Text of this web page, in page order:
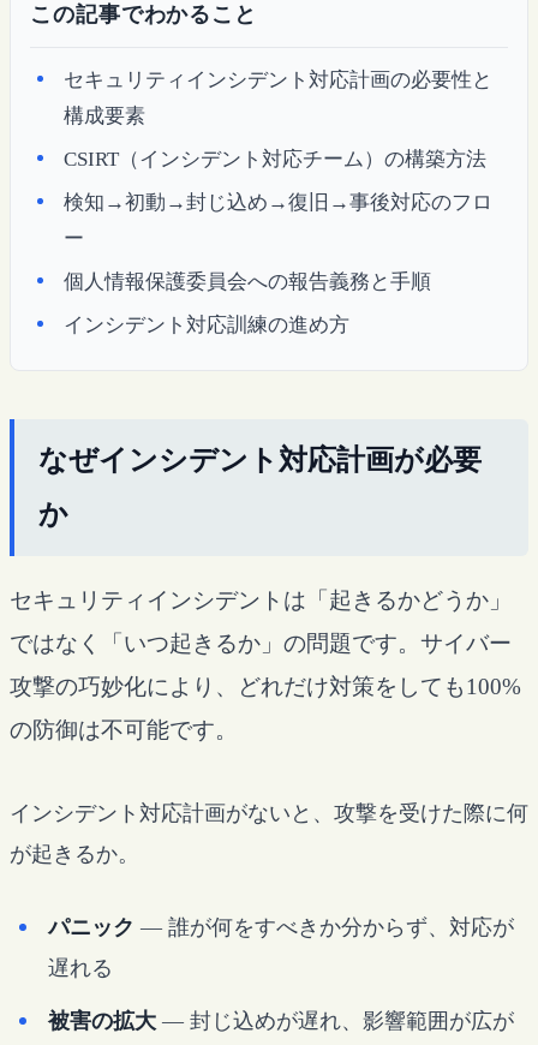
この記事でわかること
セキュリティインシデント対応計画の必要性と
構成要素
CSIRT（インシデント対応チーム）の構築方法
検知→初動→封じ込め→復旧→事後対応のフロ
ー
個人情報保護委員会への報告義務と手順
インシデント対応訓練の進め方
なぜインシデント対応計画が必要
か
セキュリティインシデントは「起きるかどうか」
ではなく「いつ起きるか」の問題です。サイバー
攻撃の巧妙化により、どれだけ対策をしても100%
の防御は不可能です。
インシデント対応計画がないと、攻撃を受けた際に何
が起きるか。
パニック — 誰が何をすべきか分からず、対応が
遅れる
被害の拡大 — 封じ込めが遅れ、影響範囲が広が